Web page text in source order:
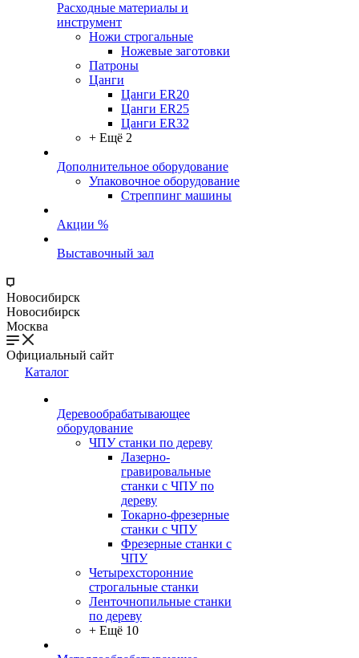
Расходные материалы и
инструмент
Ножи строгальные
Ножевые заготовки
Патроны
Цанги
Цанги ER20
Цанги ER25
Цанги ER32
+ Ещё 2
Дополнительное оборудование
Упаковочное оборудование
Стреппинг машины
Акции %
Выставочный зал
Новосибирск
Новосибирск
Москва
Официальный сайт
Каталог
Деревообрабатывающее
оборудование
ЧПУ станки по дереву
Лазерно-
гравировальные
станки с ЧПУ по
дереву
Токарно-фрезерные
станки с ЧПУ
Фрезерные станки с
ЧПУ
Четырехсторонние
строгальные станки
Ленточнопильные станки
по дереву
+ Ещё 10